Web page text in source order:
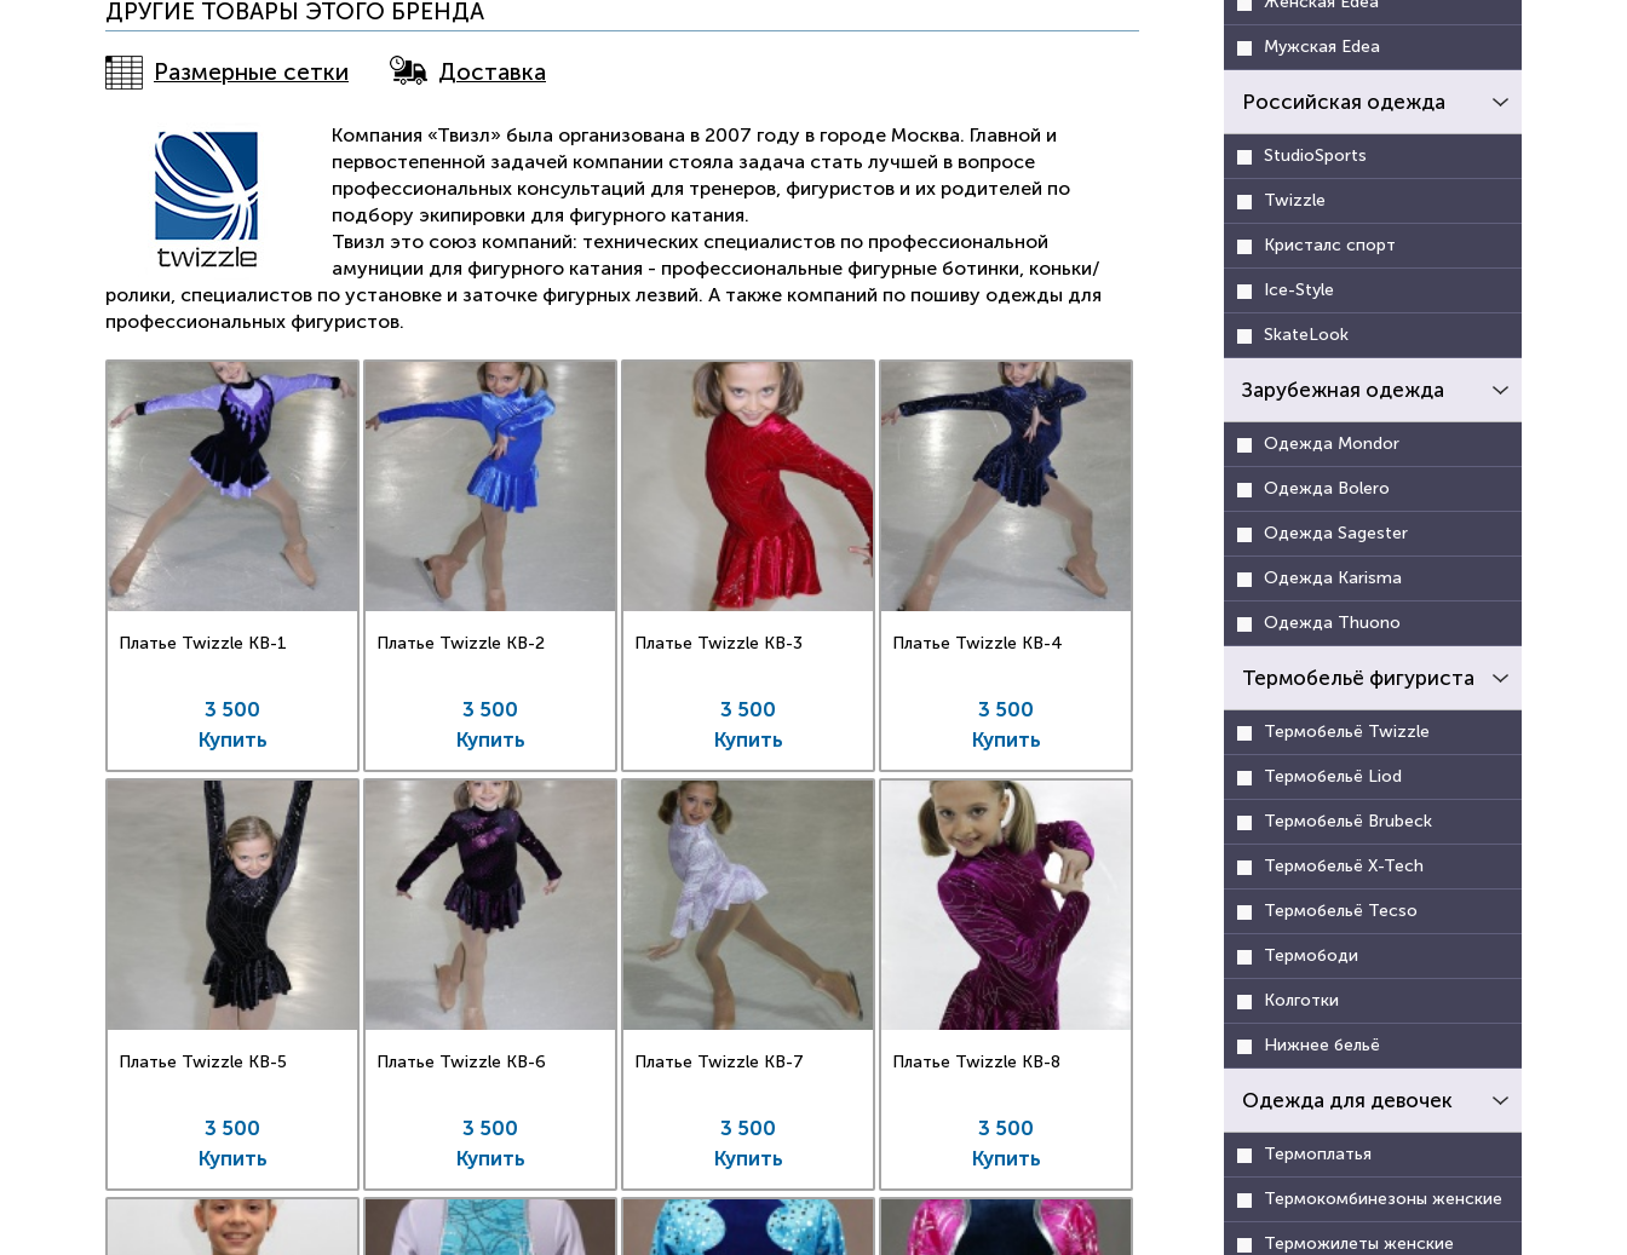
ДРУГИЕ ТОВАРЫ ЭТОГО БРЕНДА
Размерные сетки Доставка
Компания «Твизл» была организована в 2007 году в городе Москва. Главной и
первостепенной задачей компании стояла задача стать лучшей в вопросе
профессиональных консультаций для тренеров, фигуристов и их родителей по
подбору экипировки для фигурного катания.
Твизл это союз компаний: технических специалистов по профессиональной
амуниции для фигурного катания - профессиональные фигурные ботинки, коньки/
ролики, специалистов по установке и заточке фигурных лезвий. А также компаний по пошиву одежды для
профессиональных фигуристов.
Платье Twizzle КВ-1
3 500
Купить
Платье Twizzle КВ-2
3 500
Купить
Платье Twizzle КВ-3
3 500
Купить
Платье Twizzle КВ-4
3 500
Купить
Платье Twizzle КВ-5
3 500
Купить
Платье Twizzle КВ-6
3 500
Купить
Платье Twizzle КВ-7
3 500
Купить
Платье Twizzle КВ-8
3 500
Купить
Мужская Edea
Российская одежда
StudioSports
Twizzle
Кристалс спорт
Ice-Style
SkateLook
Зарубежная одежда
Одежда Mondor
Одежда Bolero
Одежда Sagester
Одежда Karisma
Одежда Thuono
Термобельё фигуриста
Термобельё Twizzle
Термобельё Liod
Термобельё Brubeck
Термобельё X-Tech
Термобельё Tecso
Термободи
Колготки
Нижнее бельё
Одежда для девочек
Термоплатья
Термокомбинезоны женские
Терможилеты женские